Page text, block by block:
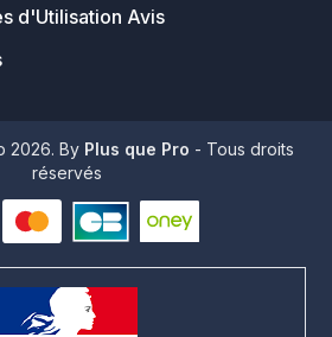
d'Utilisation Avis
2026. By Plus que Pro - Tous droits
réservés